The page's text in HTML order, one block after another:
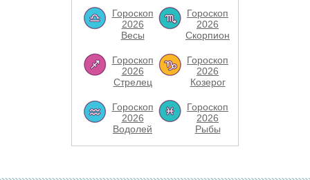
Гороскоп
2026
Весы
Гороскоп
2026
Скорпион
Гороскоп
2026
Стрелец
Гороскоп
2026
Козерог
Гороскоп
2026
Водолей
Гороскоп
2026
Рыбы